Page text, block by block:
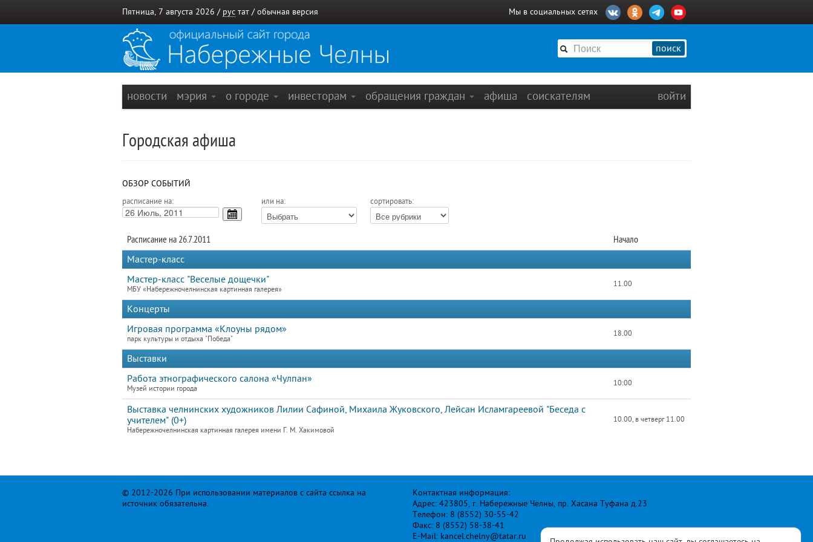
Пятница, 7 августа 2026 / рус тат / обычная версия Мы в социальных сетях
поиск
новости мэрия о городе инвесторам обращения граждан афиша соискателям войти
Городская афиша
ОБЗОР СОБЫТИЙ
расписание на: или на: сортировать:
Расписание на 26.7.2011
Начало
Мастер-класс
Мастер-класс "Веселые дощечки"
МБУ «Набережночелнинская картинная галерея»
11.00
Концерты
Игровая программа «Клоуны рядом»
парк культуры и отдыха "Победа"
18.00
Выставки
Работа этнографического салона «Чулпан»
Музей истории города
10:00
Выставка челнинских художников Лилии Сафиной, Михаила Жуковского, Лейсан Исламгареевой "Беседа с
учителем" (0+)
Набережночелнинская картинная галерея имени Г. М. Хакимовой
10.00, в четверг 11.00
© 2012-2026 При использовании материалов с сайта ссылка на
источник обязательна.
Контактная информация:
Адрес: 423805, г. Набережные Челны, пр. Хасана Туфана д.23
Телефон: 8 (8552) 30-55-42
Факс: 8 (8552) 58-38-41
E-Mail: kancel.chelny@tatar.ru